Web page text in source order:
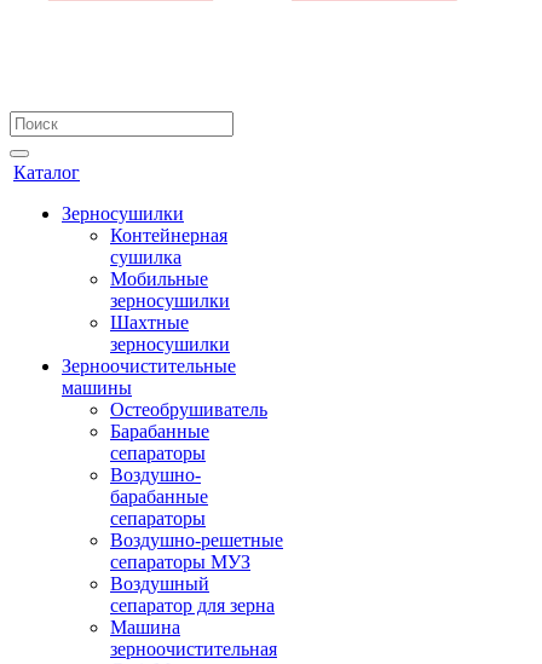
Каталог
Зерносушилки
Контейнерная
сушилка
Мобильные
зерносушилки
Шахтные
зерносушилки
Зерноочистительные
машины
Остеобрушиватель
Барабанные
сепараторы
Воздушно-
барабанные
сепараторы
Воздушно-решетные
сепараторы МУЗ
Воздушный
сепаратор для зерна
Машина
зерноочистительная